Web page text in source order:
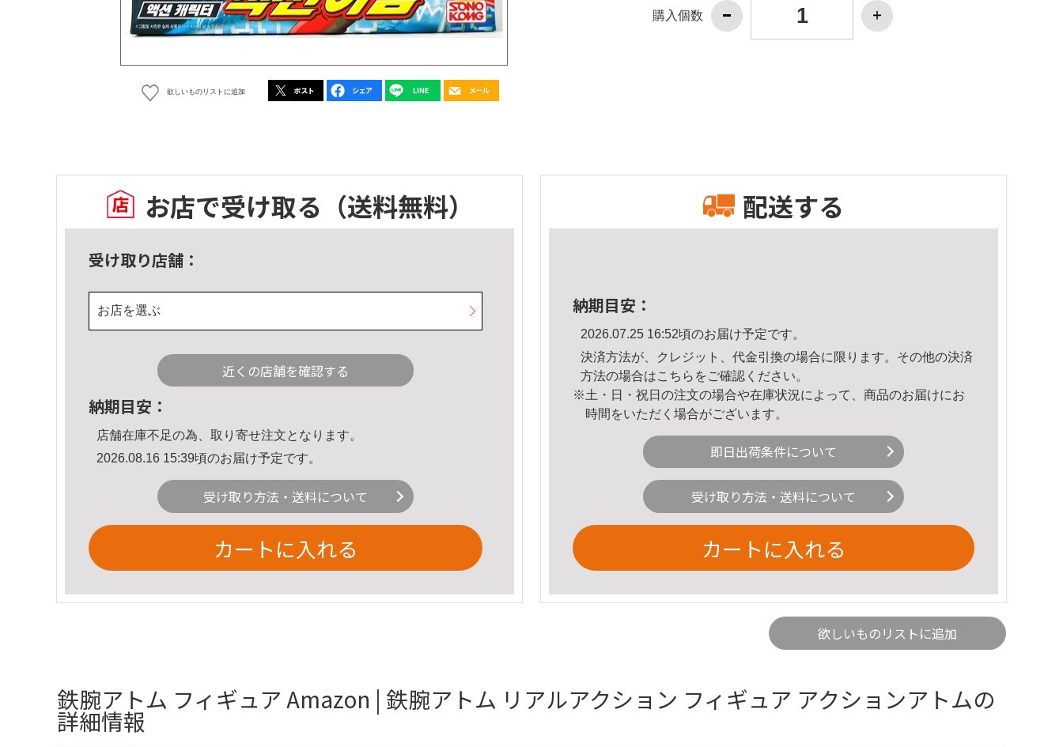
欲しいものリストに追加
購入個数
お店で受け取る （送料無料）
受け取り店舗：
お店を選ぶ
近くの店舗を確認する
納期目安：
店舗在庫不足の為、取り寄せ注文となります。
2026.08.16 15:39頃のお届け予定です。
受け取り方法・送料について
カートに入れる
配送する
納期目安：
2026.07.25 16:52頃のお届け予定です。
決済方法が、クレジット、代金引換の場合に限ります。その他の決済
方法の場合はこちら をご確認ください。
※土・日・祝日の注文の場合や在庫状況によって、商品のお届けにお
時間をいただく場合がございます。
即日出荷条件について
受け取り方法・送料について
カートに入れる
欲しいものリストに追加
鉄腕アトム フィギュア Amazon | 鉄腕アトム リアルアクション フィギュア アクションアトムの
詳細情報